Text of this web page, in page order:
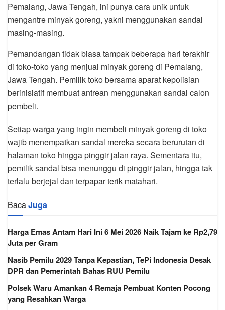
Pemalang, Jawa Tengah, ini punya cara unik untuk
mengantre minyak goreng, yakni menggunakan sandal
masing-masing.
Pemandangan tidak biasa tampak beberapa hari terakhir
di toko-toko yang menjual minyak goreng di Pemalang,
Jawa Tengah. Pemilik toko bersama aparat kepolisian
berinisiatif membuat antrean menggunakan sandal calon
pembeli.
Setiap warga yang ingin membeli minyak goreng di toko
wajib menempatkan sandal mereka secara berurutan di
halaman toko hingga pinggir jalan raya. Sementara itu,
pemilik sandal bisa menunggu di pinggir jalan, hingga tak
terlalu berjejal dan terpapar terik matahari.
BacaJuga
Harga Emas Antam Hari Ini 6 Mei 2026 Naik Tajam ke Rp2,79
Juta per Gram
Nasib Pemilu 2029 Tanpa Kepastian, TePi Indonesia Desak
DPR dan Pemerintah Bahas RUU Pemilu
Polsek Waru Amankan 4 Remaja Pembuat Konten Pocong
yang Resahkan Warga